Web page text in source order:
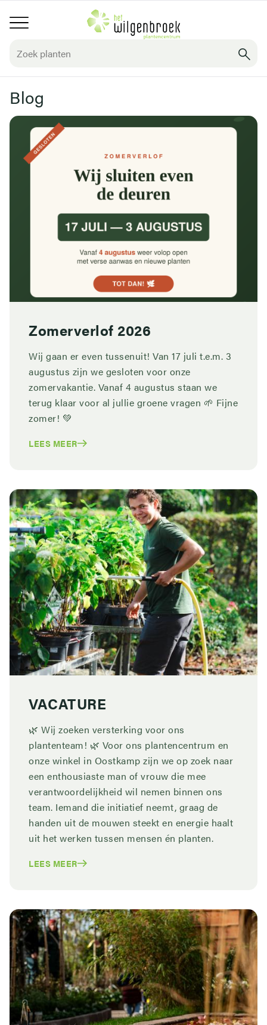
enHoofdnavigatie
Blog
Zomerverlof 2026
Wij gaan er even tussenuit! Van 17 juli t.e.m. 3
augustus zijn we gesloten voor onze
zomervakantie. Vanaf 4 augustus staan we
terug klaar voor al jullie groene vragen 🌱 Fijne
zomer! 💚
LEES MEER
VACATURE
🌿 Wij zoeken versterking voor ons
plantenteam! 🌿 Voor ons plantencentrum en
onze winkel in Oostkamp zijn we op zoek naar
een enthousiaste man of vrouw die mee
verantwoordelijkheid wil nemen binnen ons
team. Iemand die initiatief neemt, graag de
handen uit de mouwen steekt en energie haalt
uit het werken tussen mensen én planten.
LEES MEER